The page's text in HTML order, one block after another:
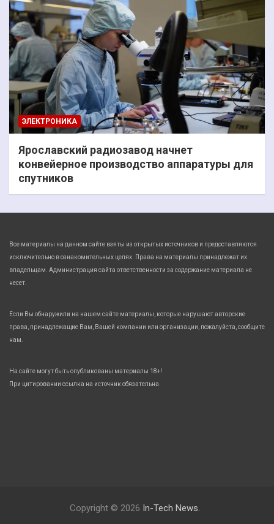
ЭЛЕКТРОНИКА
Ярославский радиозавод начнет
конвейерное производство аппаратуры для
спутников
Все материалы на данном сайте взяты из открытых источников и предоставляются
исключительно в ознакомительных целях. Права на материалы принадлежат их
владельцам. Администрация сайта ответственности за содержание материала не
несет.
Если Вы обнаружили на нашем сайте материалы, которые нарушают авторские
права, принадлежащие Вам, Вашей компании или организации, пожалуйста, сообщите
нам.
На сайте могут быть опубликованы материалы 18+!
При цитировании ссылка на источник обязательна.
Copyright © 2026 In-Tech News.